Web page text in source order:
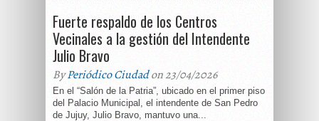
Fuerte respaldo de los Centros
Vecinales a la gestión del Intendente
Julio Bravo
ByPeriódico Ciudadon 23/04/2026
En el “Salón de la Patria”, ubicado en el primer piso
del Palacio Municipal, el intendente de San Pedro
de Jujuy, Julio Bravo, mantuvo una...